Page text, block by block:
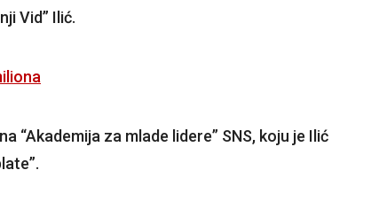
Vid” Ilić.
“Akademija za mlade lidere” SNS, koju je Ilić